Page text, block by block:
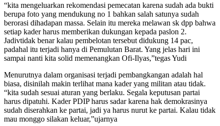
“kita mengeluarkan rekomendasi pemecatan karena sudah ada bukti
berupa foto yang mendukung no 1 bahkan salah satunya sudah
berorasi dihadapan massa. Selain itu mereka melawan sk dpp bahwa
setiap kader harus memberikan dukungan kepada paslon 2.
Jadivtidak benar kalau pembelotan tersebut didukung 14 pac,
padahal itu terjadi hanya di Pemulutan Barat. Yang jelas hari ini
sampai nanti kita solid memenangkan Ofi-Ilyas,”tegas Yudi
Menurutnya dalam organisasi terjadi pembangkangan adalah hal
biasa, disinilah makin terlihat mana kader yang militan atau tidak.
“kita sudah sesuai aturan yang berlaku. Segala keputusan partai
harus dipatuhi. Kader PDIP harus sadar karena hak demokrasinya
sudah diserahkan ke partai, jadi ya harus nurut ke partai. Kalau tidak
mau monggo silakan keluar,”ujarnya